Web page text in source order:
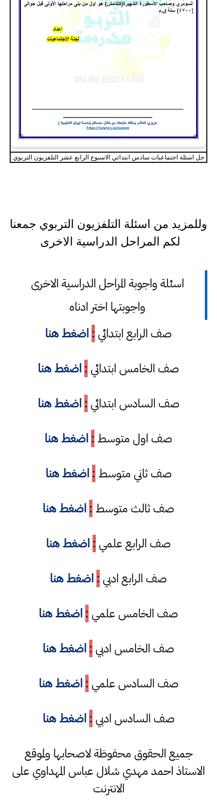
حل اسئلة اجتماعيات سادس ابتدائي الاسبوع الرابع عشر التلفزيون التربوي
وللمزيد من اسئلة التلفزيون التربوي جمعنا
لكم المراحل الدراسية الاخرى
اسئلة واجوبة المراحل الدراسية الاخرى
واجوبتها اختر ادناه
صف الرابع ابتدائي : اضغط هنا
صف الخامس ابتدائي : اضغط هنا
صف السادس ابتدائي : اضغط هنا
صف اول متوسط : اضغط هنا
صف ثاني متوسط : اضغط هنا
صف ثالث متوسط : اضغط هنا
صف الرابع علمي : اضغط هنا
صف الرابع ادبي : اضغط هنا
صف الخامس علمي : اضغط هنا
صف الخامس ادبي : اضغط هنا
صف السادس علمي : اضغط هنا
صف السادس ادبي : اضغط هنا
جميع الحقوق محفوظة لاصحابها ولموقع
الاستاذ احمد مهدي شلال عباس المهداوي على
الانترنت